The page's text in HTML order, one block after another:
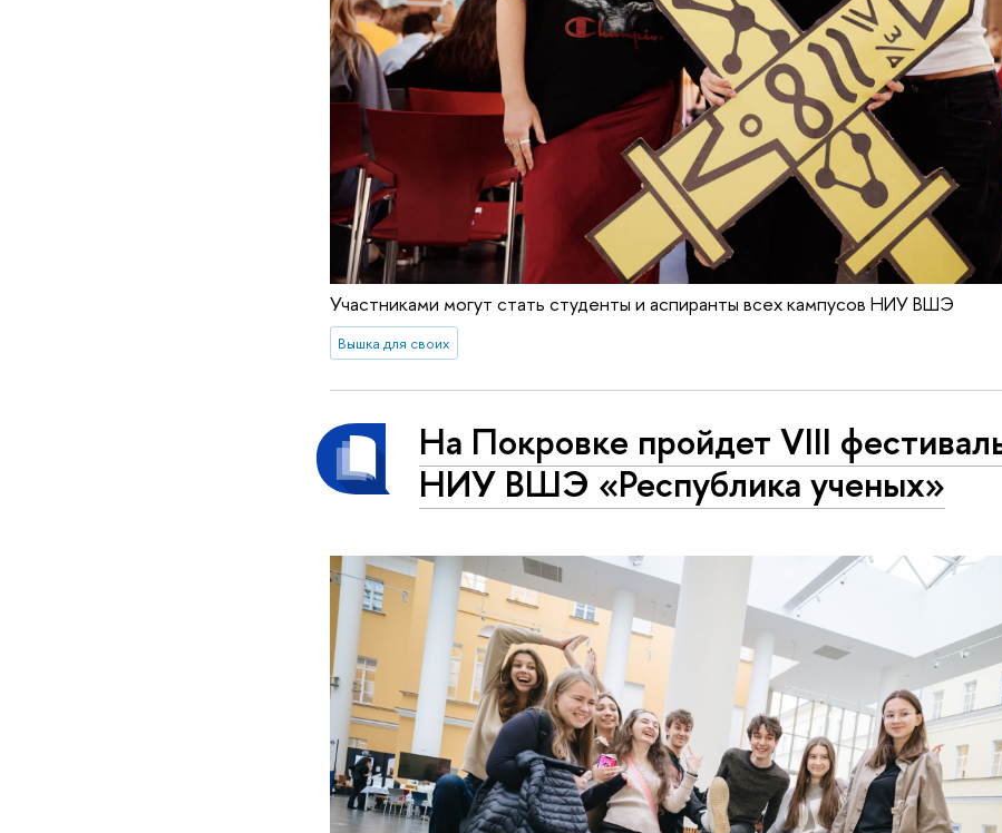
Участниками могут стать студенты и аспиранты всех кампусов НИУ ВШЭ
Вышка для своих
На Покровке пройдет VIII
НИУ ВШЭ «Республика ученых»